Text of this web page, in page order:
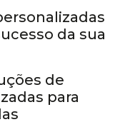
da sua
de
para